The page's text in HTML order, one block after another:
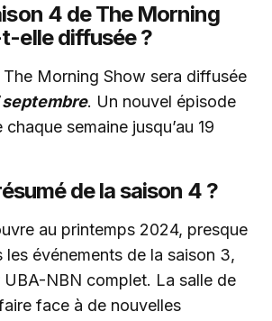
4 de The Morning
elle diffusée ?
Morning Show sera diffusée
septembre. Un nouvel épisode
semaine jusqu’au 19
de la saison 4 ?
au printemps 2024, presque
les événements de la saison 3,
UBA-NBN complet. La salle de
face à de nouvelles